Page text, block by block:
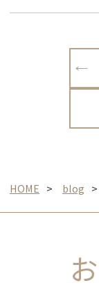
HOME blog